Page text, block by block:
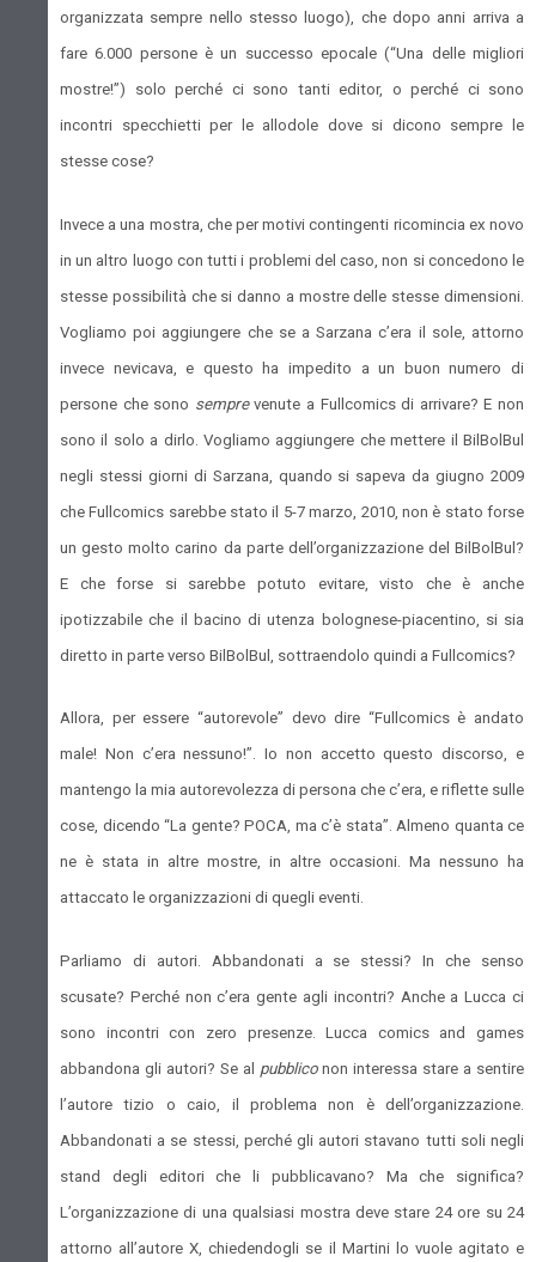
organizzata sempre nello stesso luogo), che dopo anni arriva a
fare 6.000 persone è un successo epocale (“Una delle migliori
mostre!”) solo perché ci sono tanti editor, o perché ci sono
incontri specchietti per le allodole dove si dicono sempre le
stesse cose?
Invece a una mostra, che per motivi contingenti ricomincia ex novo
in un altro luogo con tutti i problemi del caso, non si concedono le
stesse possibilità che si danno a mostre delle stesse dimensioni.
Vogliamo poi aggiungere che se a Sarzana c’era il sole, attorno
invece nevicava, e questo ha impedito a un buon numero di
persone che sono semprevenute a Fullcomics di arrivare? E non
sono il solo a dirlo. Vogliamo aggiungere che mettere il BilBolBul
negli stessi giorni di Sarzana, quando si sapeva da giugno 2009
che Fullcomics sarebbe stato il 5-7 marzo, 2010, non è stato forse
un gesto molto carino da parte dell’organizzazione del BilBolBul?
E che forse si sarebbe potuto evitare, visto che è anche
ipotizzabile che il bacino di utenza bolognese-piacentino, si sia
diretto in parte verso BilBolBul, sottraendolo quindi a Fullcomics?
Allora, per essere “autorevole” devo dire “Fullcomics è andato
male! Non c’era nessuno!”. Io non accetto questo discorso, e
mantengo la mia autorevolezza di persona che c’era, e riflette sulle
cose, dicendo “La gente? POCA, ma c’è stata”. Almeno quanta ce
ne è stata in altre mostre, in altre occasioni. Ma nessuno ha
attaccato le organizzazioni di quegli eventi.
Parliamo di autori. Abbandonati a se stessi? In che senso
scusate? Perché non c’era gente agli incontri? Anche a Lucca ci
sono incontri con zero presenze. Lucca comics and games
abbandona gli autori? Se al pubbliconon interessa stare a sentire
l’autore tizio o caio, il problema non è dell’organizzazione.
Abbandonati a se stessi, perché gli autori stavano tutti soli negli
stand degli editori che li pubblicavano? Ma che significa?
L’organizzazione di una qualsiasi mostra deve stare 24 ore su 24
attorno all’autore X, chiedendogli se il Martini lo vuole agitato e